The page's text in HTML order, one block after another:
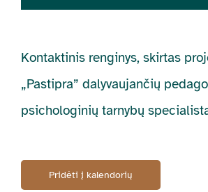
Kontaktinis renginys, skirtas
„Pastipra” dalyvaujančių
psichologinių tarnybų
Pridėti į kalendorių